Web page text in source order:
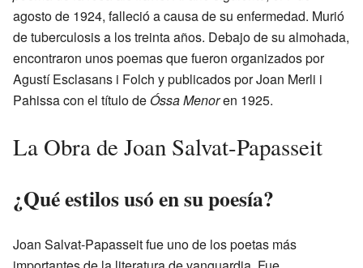
agosto de 1924, falleció a causa de su enfermedad. Murió
de tuberculosis a los treinta años. Debajo de su almohada,
encontraron unos poemas que fueron organizados por
Agustí Esclasans i Folch y publicados por Joan Merli i
Pahissa con el título de Óssa Menoren 1925.
La Obra de Joan Salvat-Papasseit
¿Qué estilos usó en su poesía?
Joan Salvat-Papasseit fue uno de los poetas más